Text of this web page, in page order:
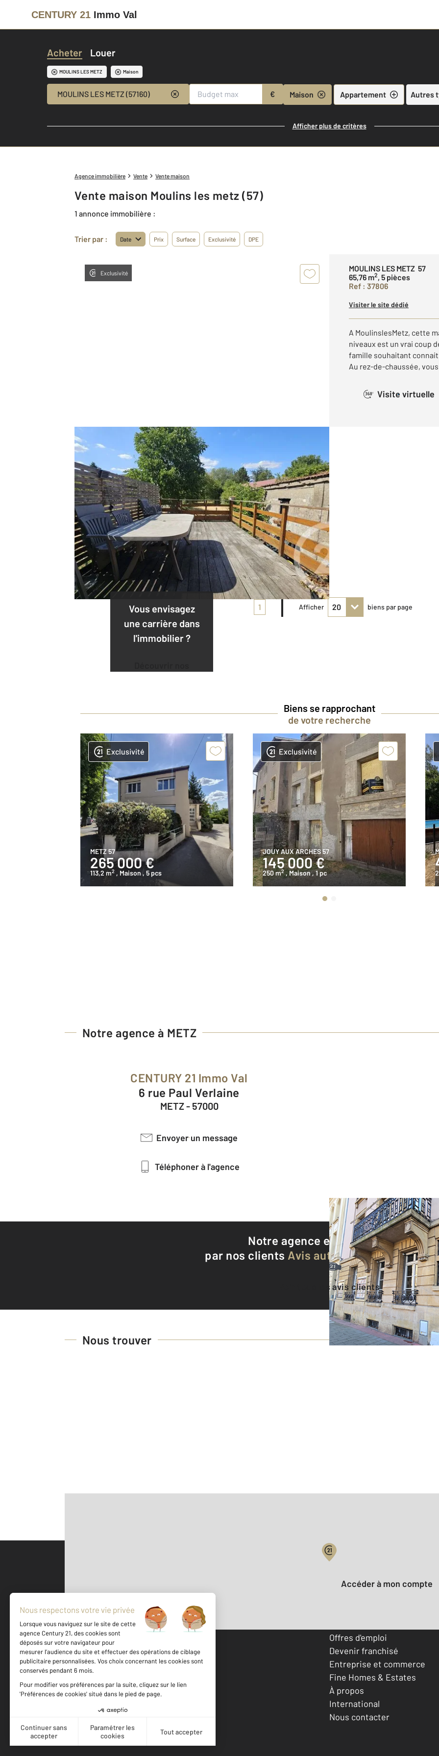
CENTURY 21 Immo Val
Acheter Louer
MOULINS LES METZ Maison
MOULINS LES METZ (57160) € Maison Appartement Autres
Afficher plus de critères
Agence immobilière Vente Vente maison
Vente maison Moulins les metz (57)
1 annonce immobilière :
Trier par : Date Prix Surface Exclusivité DPE
Exclusivité
MOULINS LES METZ 57
65,76 m2, 5 pièces
Ref : 37806
Visiter le site dédié
A MoulinslesMetz, cette
niveaux est un vrai coup
famille souhaitant
Au rez-de-chaussée,
360° Visite virtuelle
Vous envisagez
une carrière dans
l'immobilier ?
1 Afficher biens par page
Biens se rapprochant
de votre recherche
Exclusivité
METZ 57
265 000 €
113,2 m2 , Maison , 5 pcs
Exclusivité
JOUY AUX ARCHES 57
145 000 €
250 m2 , Maison, 1 pc
Notre agence à METZ
CENTURY 21 Immo Val
6 rue Paul Verlaine
METZ - 57000
Envoyer un message
Téléphoner à l'agence
Notre agence est notée9,2/10
par nos clients Avis authentifiés par
Voir tous les avis clients
Nous trouver
500 m ©Mappy
Votre compte :
Accéder à mon compte
Votre agence est notée
Achat
Location
Offres d'emploi
Devenir franchisé
Entreprise et commerce
Fine Homes & Estates
À propos
International
Nous contacter